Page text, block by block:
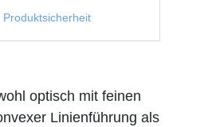
optisch mit feinen
Linienführung als